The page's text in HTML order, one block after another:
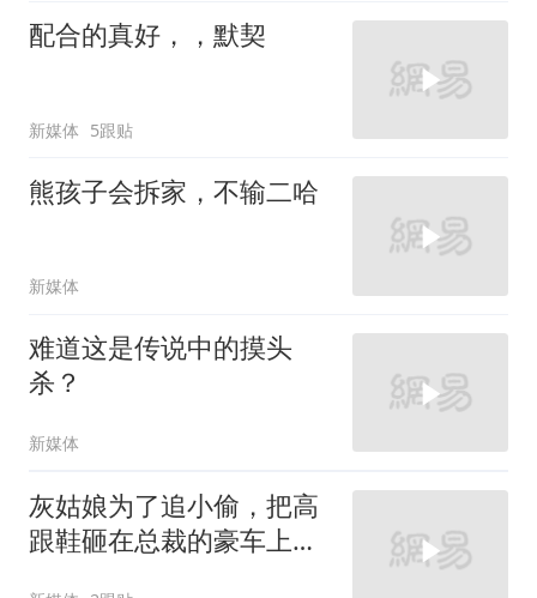
配合的真好，，默契
新媒体 5跟贴
熊孩子会拆家，不输二哈
新媒体
难道这是传说中的摸头
杀？
新媒体
灰姑娘为了追小偷，把高
跟鞋砸在总裁的豪车上，